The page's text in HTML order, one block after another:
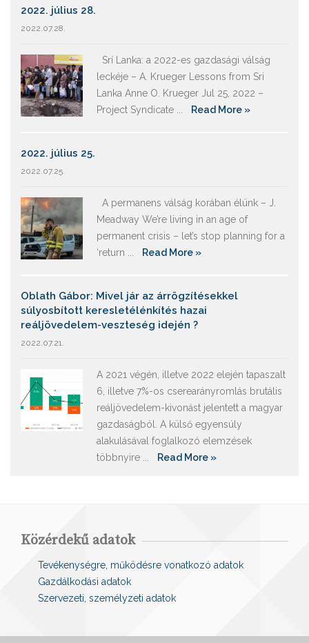
2022. július 28.
2022.07.28.
Srí Lanka: a 2022-es gazdasági válság
leckéje – A. Krueger Lessons from Sri
Lanka Anne O. Krueger Jul 25, 2022 –
Project Syndicate ...
Read More »
2022. július 25.
2022.07.25.
A permanens válság korában élünk – J.
Meadway We’re living in an age of
permanent crisis – let’s stop planning for a
‘return ...
Read More »
Oblath Gábor: Mivel jár az árrögzítésekkel
súlyosbított keresletélénkítés hazai
reáljövedelem-veszteség idején ?
2022.07.21.
A 2021 végén, illetve 2022 elején tapaszalt
6, illetve 7%-os cserearányromlás brutális
reáljövedelem-kivonást jelentett a magyar
gazdaságból. A külső egyensúly
alakulásával foglalkozó elemzések
többnyire ...
Read More »
Közérdekű adatok
Tevékenységre, működésre vonatkozó adatok
Gazdálkodási adatok
Szervezeti, személyzeti adatok